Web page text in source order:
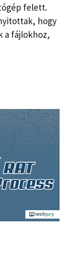
felett.
hogy
a fájlokhoz,